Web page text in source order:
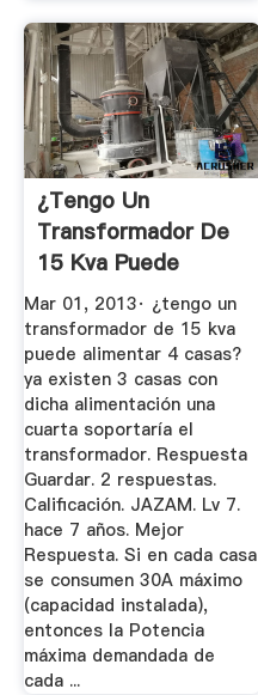
¿tengo Un
Transformador De
15 Kva Puede
Alimentar 4 Casas
...
Mar 01, 2013· ¿tengo un
transformador de 15 kva
puede alimentar 4 casas?
ya existen 3 casas con
dicha alimentación una
cuarta soportaría el
transformador. Respuesta
Guardar. 2 respuestas.
Calificación. JAZAM. Lv 7.
hace 7 años. Mejor
Respuesta. Si en cada casa
se consumen 30A máximo
(capacidad instalada),
entonces la Potencia
máxima demandada de
cada ...